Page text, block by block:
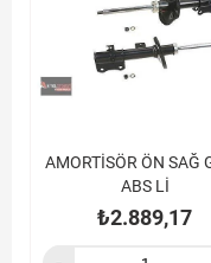
AMORTİSÖR ÖN SAĞ
ABS Lİ
₺2.889,17